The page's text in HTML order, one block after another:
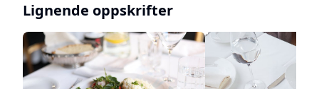
Lignende oppskrifter